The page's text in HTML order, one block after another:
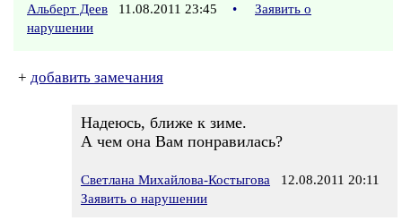
Альберт Деев 11.08.2011 23:45 •
Заявить о
нарушении
+ добавить замечания
Надеюсь, ближе к зиме.
А чем она Вам понравилась?
Светлана Михайлова-Костыгова 12.08.2011 20:11
Заявить о нарушении